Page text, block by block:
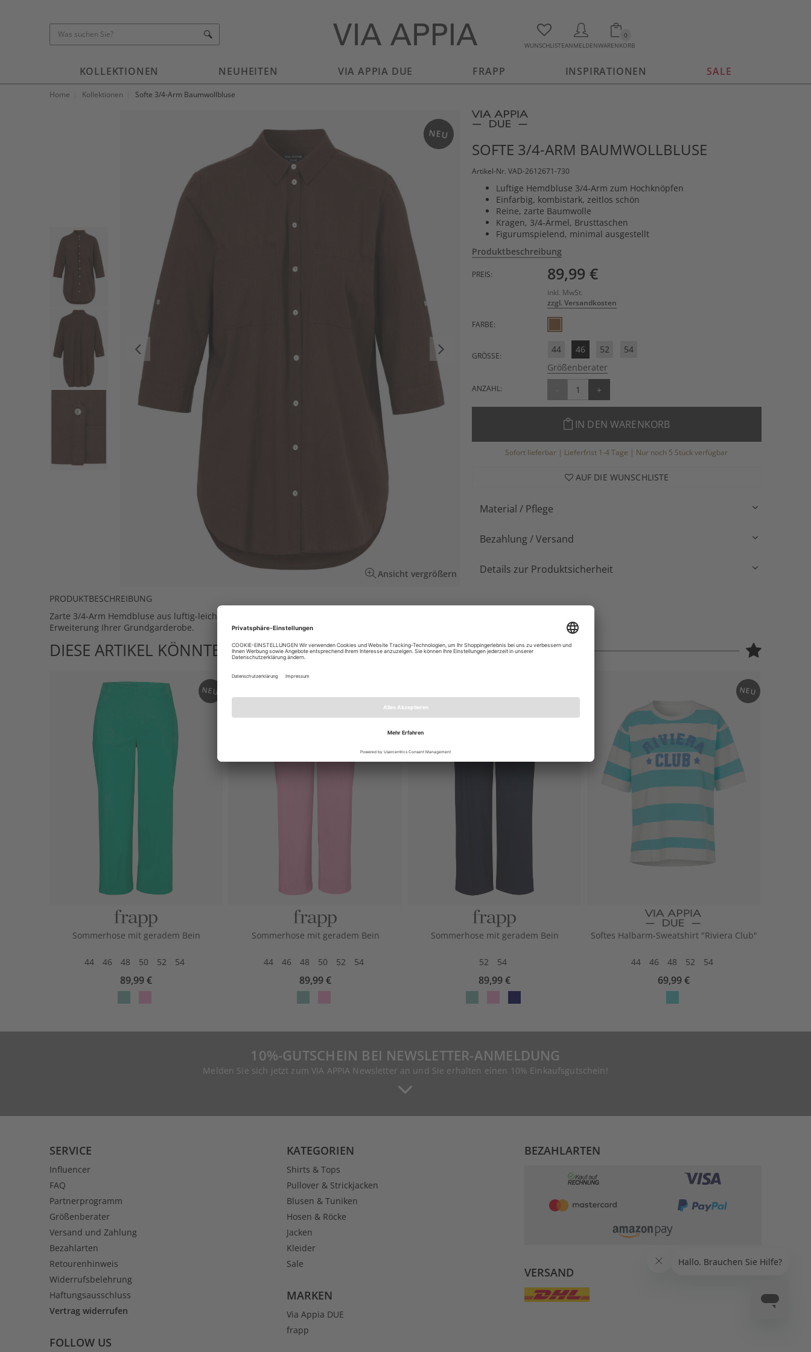
WUNSCHLISTEANMELDEN
0
WARENKORB
KOLLEKTIONEN NEUHEITEN VIA APPIA DUE FRAPP INSPIRATIONEN SALE
Home Kollektionen Softe 3/4-Arm Baumwollbluse
NEU
Ansicht vergrößern
PRODUKTBESCHREIBUNG
Zarte 3/4-Arm Hemdbluse aus luftig-leichter Baumwolle, zeitlos schönes und kombistarkes Basic zur
Erweiterung Ihrer Grundgarderobe.
SOFTE 3/4-ARM BAUMWOLLBLUSE
Artikel-Nr. VAD-2612671-730
Luftige Hemdbluse 3/4-Arm zum Hochknöpfen
Einfarbig, kombistark, zeitlos schön
Reine, zarte Baumwolle
Kragen, 3/4-Ärmel, Brusttaschen
Figurumspielend, minimal ausgestellt
Produktbeschreibung
PREIS: 89,99 €
inkl. MwSt.
zzgl. Versandkosten
FARBE:
GRÖSSE:
44 46 52
54
Größenberater
ANZAHL: - +
IN DEN WARENKORB
Sofort lieferbar | Lieferfrist 1-4 Tage | Nur noch 5 Stück verfügbar
AUF DIE WUNSCHLISTE
Material / Pflege
Bezahlung / Versand
Details zur Produktsicherheit
DIESE ARTIKEL KÖNNTEN IHNEN AUCH GEFALLEN
NEU
Sommerhose mit geradem Bein
44 46 48 50 52 54
89,99 €
Sommerhose mit geradem Bein
44 46 48 50 52 54
89,99 €
Sommerhose mit geradem Bein
52 54
89,99 €
NEU
Softes Halbarm-Sweatshirt "Riviera Club"
44 46 48 52 54
69,99 €
10%-GUTSCHEIN BEI NEWSLETTER-ANMELDUNG
Melden Sie sich jetzt zum VIA APPIA Newsletter an und Sie erhalten einen 10% Einkaufsgutschein!
SERVICE
Influencer
FAQ
Partnerprogramm
Größenberater
Versand und Zahlung
Bezahlarten
Retourenhinweis
Widerrufsbelehrung
Haftungsausschluss
Vertrag widerrufen
FOLLOW US
KATEGORIEN
Shirts & Tops
Pullover & Strickjacken
Blusen & Tuniken
Hosen & Röcke
Jacken
Kleider
Sale
MARKEN
Via Appia DUE
frapp
BEZAHLARTEN
VERSAND